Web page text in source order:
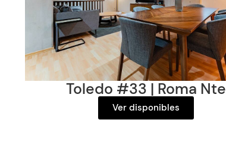
Toledo #33 | Roma Nte
Ver disponibles